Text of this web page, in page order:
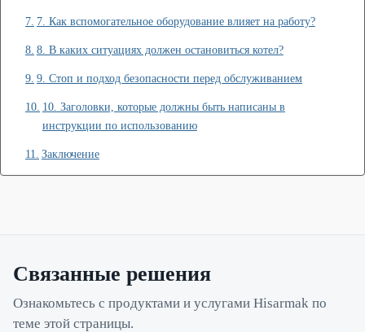
7. Как вспомогательное оборудование влияет на работу?
8. В каких ситуациях должен остановиться котел?
9. Стоп и подход безопасности перед обслуживанием
10. Заголовки, которые должны быть написаны в
инструкции по использованию
Заключение
Связанные решения
Ознакомьтесь с продуктами и услугами Hisarmak по
теме этой страницы.